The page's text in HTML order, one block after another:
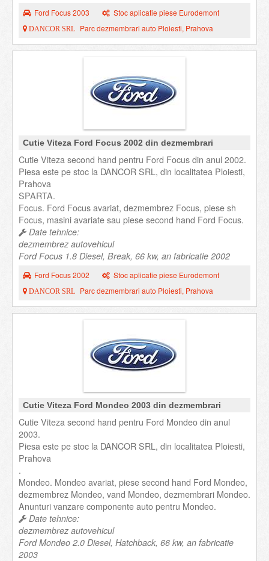
Ford Focus 2003 Stoc aplicatie piese Eurodemont
DANCOR SRL Parc dezmembrari auto Ploiesti, Prahova
Cutie Viteza Ford Focus 2002 din dezmembrari
Cutie Viteza second hand pentru Ford Focus din anul 2002.
Piesa este pe stoc la DANCOR SRL, din localitatea Ploiesti,
Prahova
SPARTA.
Focus. Ford Focus avariat, dezmembrez Focus, piese sh
Focus, masini avariate sau piese second hand Ford Focus.
Date tehnice:
dezmembrez autovehicul
Ford Focus 1.8 Diesel, Break, 66 kw, an fabricatie 2002
Ford Focus 2002 Stoc aplicatie piese Eurodemont
DANCOR SRL Parc dezmembrari auto Ploiesti, Prahova
Cutie Viteza Ford Mondeo 2003 din dezmembrari
Cutie Viteza second hand pentru Ford Mondeo din anul
2003.
Piesa este pe stoc la DANCOR SRL, din localitatea Ploiesti,
Prahova
.
Mondeo. Mondeo avariat, piese second hand Ford Mondeo,
dezmembrez Mondeo, vand Mondeo, dezmembrari Mondeo.
Anunturi vanzare componente auto pentru Mondeo.
Date tehnice:
dezmembrez autovehicul
Ford Mondeo 2.0 Diesel, Hatchback, 66 kw, an fabricatie
2003